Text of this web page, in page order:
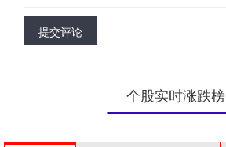
提交评论
个股实时涨跌榜